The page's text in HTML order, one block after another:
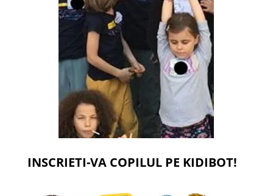
INSCRIETI-VA COPILUL PE KIDIBOT!